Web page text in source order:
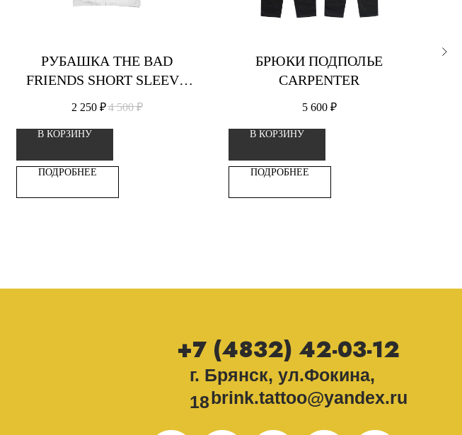
РУБАШКА THE BAD
FRIENDS SHORT SLEEVE
SUMMER OVERSIZE
2 250 ₽4 500 ₽
В КОРЗИНУ
ПОДРОБНЕЕ
БРЮКИ ПОДПОЛЬЕ
CARPENTER
5 600 ₽
В КОРЗИНУ
ПОДРОБНЕЕ
г. Брянск, ул.Фокина,
18brink.tattoo@yandex.ru
+7 (4832) 42-03-12